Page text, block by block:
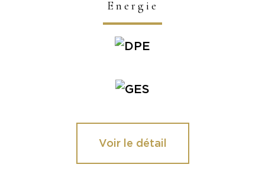
Energie
Voir le détail